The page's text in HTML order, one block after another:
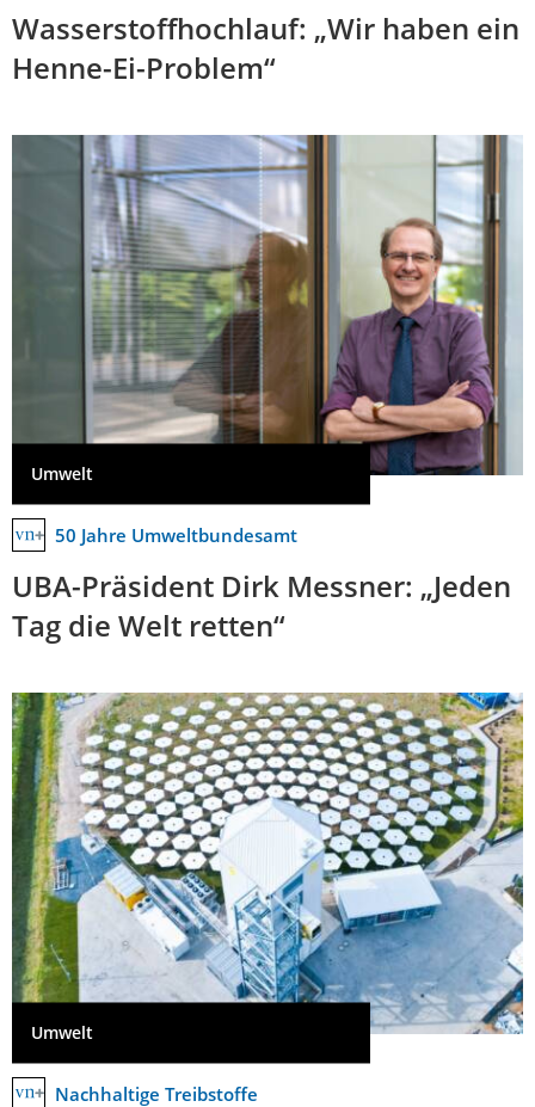
Wasserstoffhochlauf: „Wir haben ein
Henne-Ei-Problem“
Umwelt
50 Jahre Umweltbundesamt
UBA-Präsident Dirk Messner: „Jeden
Tag die Welt retten“
Umwelt
Nachhaltige Treibstoffe